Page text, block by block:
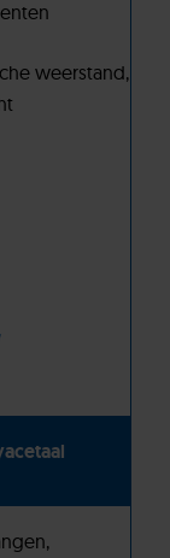
weerstand,